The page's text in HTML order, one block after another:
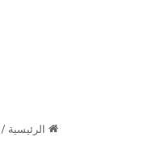
الرئيسية /